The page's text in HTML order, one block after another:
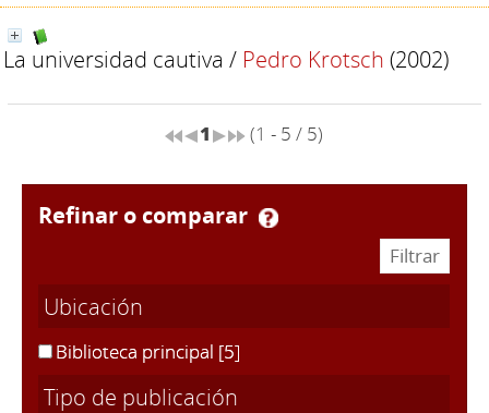
La universidad cautiva / Pedro Krotsch (2002)
1 (1 - 5 / 5)
refinar o comparar
Ubicación
Biblioteca principal [5]
Tipo de publicación